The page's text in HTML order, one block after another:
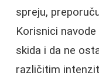
spreju,
Korisnici
skida i da ne
različitim